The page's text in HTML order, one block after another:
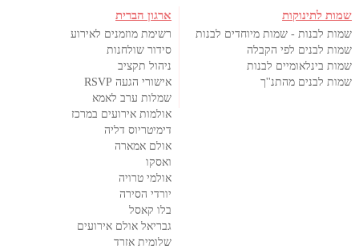
שמות לתינוקות
שמות לבנות - שמות מיוחדים לבנות
שמות לבנים לפי הקבלה
שמות בינלאומיים לבנות
שמות לבנים מהתנ''ך
ארגון הברית
רשימת מוזמנים לאירוע
סידור שולחנות
ניהול תקציב
אישורי הגעה RSVP
שמלות ערב לאמא
אולמות אירועים במרכז
דימיטריוס דליה
אולם אמארה
ואסקו
אולמי טרויה
יורדי הסירה
בלו קאסל
גבריאל אולם אירועים
שלומית אזרד